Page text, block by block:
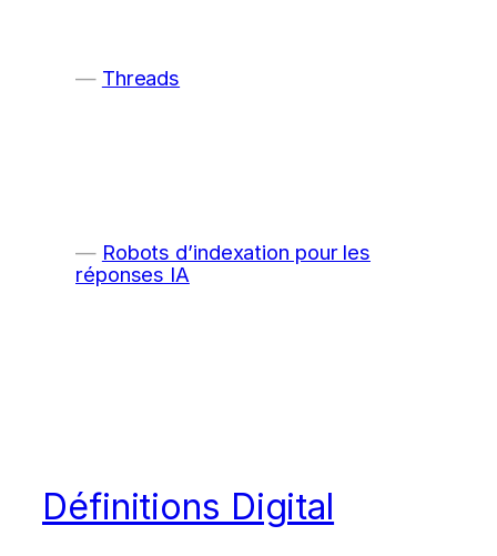
Threads
Robots d’indexation pour les
réponses IA
Définitions Digital